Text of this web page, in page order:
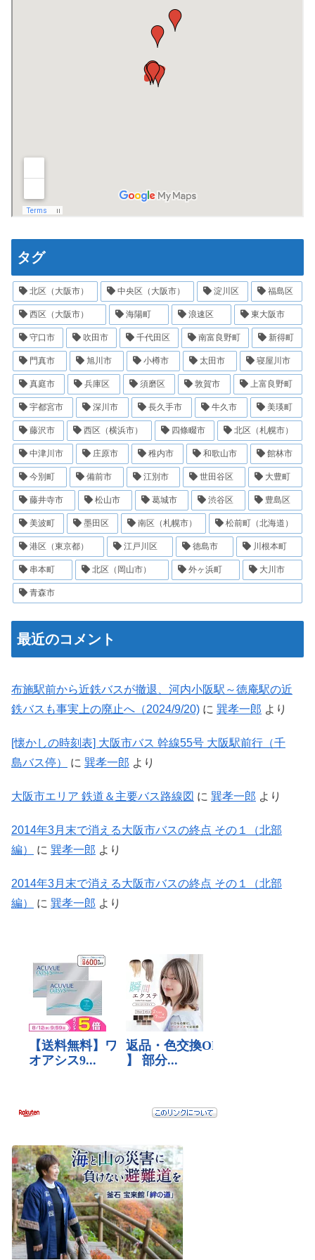
タグ
北区（大阪市） 中央区（大阪市） 淀川区 福島区
西区（大阪市） 海陽町 浪速区 東大阪市
守口市 吹田市 千代田区 南富良野町 新得町
門真市 旭川市 小樽市 太田市 寝屋川市
真庭市 兵庫区 須磨区 敦賀市 上富良野町
宇都宮市 深川市 長久手市 牛久市 美瑛町
藤沢市 西区（横浜市） 四條畷市 北区（札幌市）
中津川市 庄原市 稚内市 和歌山市 館林市
今別町 備前市 江別市 世田谷区 大豊町
藤井寺市 松山市 葛城市 渋谷区 豊島区
美波町 墨田区 南区（札幌市） 松前町（北海道）
港区（東京都） 江戸川区 徳島市 川根本町
串本町 北区（岡山市） 外ヶ浜町 大川市
青森市
最近のコメント
布施駅前から近鉄バスが撤退、河内小阪駅～徳庵駅の近
鉄バスも事実上の廃止へ（2024/9/20) に 巽孝一郎 より
[懐かしの時刻表] 大阪市バス 幹線55号 大阪駅前行（千
島バス停）
に 巽孝一郎 より
大阪市エリア 鉄道＆主要バス路線図 に 巽孝一郎 より
2014年3月末で消える大阪市バスの終点 その１（北部
編）
に 巽孝一郎 より
2014年3月末で消える大阪市バスの終点 その１（北部
編）
に 巽孝一郎 より